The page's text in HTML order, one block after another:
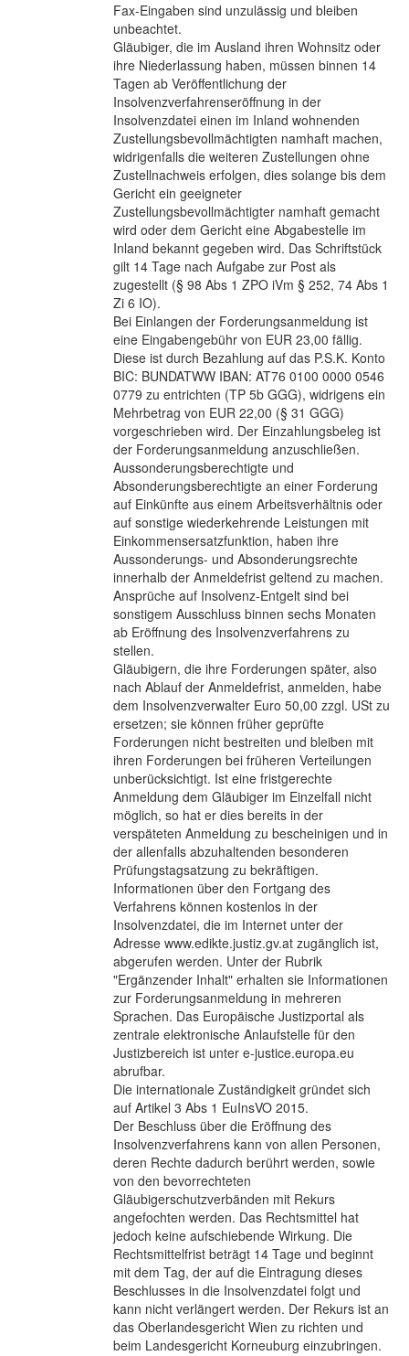
Fax-Eingaben sind unzulässig und bleiben
unbeachtet.
Gläubiger, die im Ausland ihren Wohnsitz oder
ihre Niederlassung haben, müssen binnen 14
Tagen ab Veröffentlichung der
Insolvenzverfahrenseröffnung in der
Insolvenzdatei einen im Inland wohnenden
Zustellungsbevollmächtigten namhaft machen,
widrigenfalls die weiteren Zustellungen ohne
Zustellnachweis erfolgen, dies solange bis dem
Gericht ein geeigneter
Zustellungsbevollmächtigter namhaft gemacht
wird oder dem Gericht eine Abgabestelle im
Inland bekannt gegeben wird. Das Schriftstück
gilt 14 Tage nach Aufgabe zur Post als
zugestellt (§ 98 Abs 1 ZPO iVm § 252, 74 Abs 1
Zi 6 IO).
Bei Einlangen der Forderungsanmeldung ist
eine Eingabengebühr von EUR 23,00 fällig.
Diese ist durch Bezahlung auf das P.S.K. Konto
BIC: BUNDATWW IBAN: AT76 0100 0000 0546
0779 zu entrichten (TP 5b GGG), widrigens ein
Mehrbetrag von EUR 22,00 (§ 31 GGG)
vorgeschrieben wird. Der Einzahlungsbeleg ist
der Forderungsanmeldung anzuschließen.
Aussonderungsberechtigte und
Absonderungsberechtigte an einer Forderung
auf Einkünfte aus einem Arbeitsverhältnis oder
auf sonstige wiederkehrende Leistungen mit
Einkommensersatzfunktion, haben ihre
Aussonderungs- und Absonderungsrechte
innerhalb der Anmeldefrist geltend zu machen.
Ansprüche auf Insolvenz-Entgelt sind bei
sonstigem Ausschluss binnen sechs Monaten
ab Eröffnung des Insolvenzverfahrens zu
stellen.
Gläubigern, die ihre Forderungen später, also
nach Ablauf der Anmeldefrist, anmelden, habe
dem Insolvenzverwalter Euro 50,00 zzgl. USt zu
ersetzen; sie können früher geprüfte
Forderungen nicht bestreiten und bleiben mit
ihren Forderungen bei früheren Verteilungen
unberücksichtigt. Ist eine fristgerechte
Anmeldung dem Gläubiger im Einzelfall nicht
möglich, so hat er dies bereits in der
verspäteten Anmeldung zu bescheinigen und in
der allenfalls abzuhaltenden besonderen
Prüfungstagsatzung zu bekräftigen.
Informationen über den Fortgang des
Verfahrens können kostenlos in der
Insolvenzdatei, die im Internet unter der
Adresse www.edikte.justiz.gv.at zugänglich ist,
abgerufen werden. Unter der Rubrik
"Ergänzender Inhalt" erhalten sie Informationen
zur Forderungsanmeldung in mehreren
Sprachen. Das Europäische Justizportal als
zentrale elektronische Anlaufstelle für den
Justizbereich ist unter e-justice.europa.eu
abrufbar.
Die internationale Zuständigkeit gründet sich
auf Artikel 3 Abs 1 EuInsVO 2015.
Der Beschluss über die Eröffnung des
Insolvenzverfahrens kann von allen Personen,
deren Rechte dadurch berührt werden, sowie
von den bevorrechteten
Gläubigerschutzverbänden mit Rekurs
angefochten werden. Das Rechtsmittel hat
jedoch keine aufschiebende Wirkung. Die
Rechtsmittelfrist beträgt 14 Tage und beginnt
mit dem Tag, der auf die Eintragung dieses
Beschlusses in die Insolvenzdatei folgt und
kann nicht verlängert werden. Der Rekurs ist an
das Oberlandesgericht Wien zu richten und
beim Landesgericht Korneuburg einzubringen.